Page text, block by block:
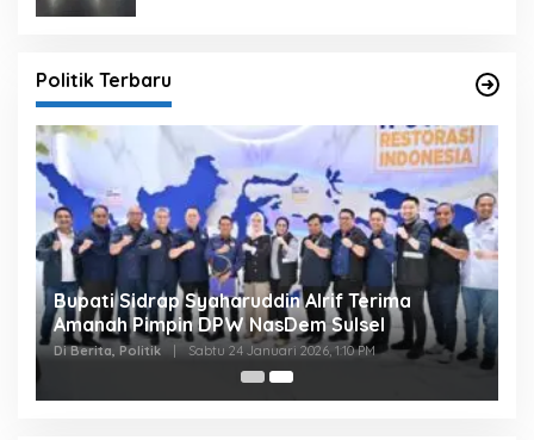
Politik Terbaru
Bupati Sidrap Syaharuddin Alrif Terima
Amanah Pimpin DPW NasDem Sulsel
Di Berita, Politik | Sabtu 24 Januari 2026, 1:10 PM